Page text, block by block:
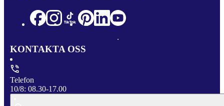
KONTAKTA OSS
Telefon
10/8: 08.30-17.00